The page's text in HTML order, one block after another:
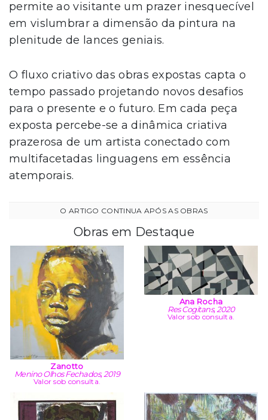
permite ao visitante um prazer inesquecível
em vislumbrar a dimensão da pintura na
plenitude de lances geniais.
O fluxo criativo das obras expostas capta o
tempo passado projetando novos desafios
para o presente e o futuro. Em cada peça
exposta percebe-se a dinâmica criativa
prazerosa de um artista conectado com
multifacetadas linguagens em essência
atemporais.
Obras em Destaque
Zanotto
Menino Olhos Fechados, 2019
Valor sob consulta.
Ana Rocha
Res Cogitans, 2020
Valor sob consulta.